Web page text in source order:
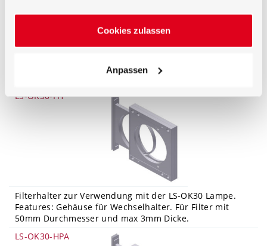
Cookies zulassen
Anpassen
Lampe. Features: Hochauflösender Schrittmotorantrieb
zur Fernsteuerung über die RS232 Schnittstelle.
LS-OK30-FH
Filterhalter zur Verwendung mit der LS-OK30 Lampe.
Features: Gehäuse für Wechselhalter. Für Filter mit
50mm Durchmesser und max 3mm Dicke.
LS-OK30-HPA